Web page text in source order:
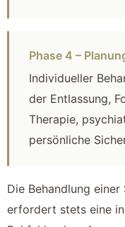
Phase 4 –
Individueller
der Entlassung,
Therapie,
persönliche
Die Behandlung
erfordert stets eine